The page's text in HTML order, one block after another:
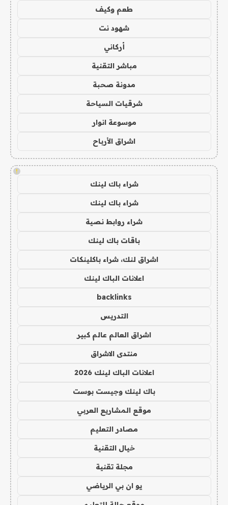
طعم وكيف
شهود نت
أركاني
مباشر التقنية
مدونة صحبة
شرقيات السياحة
موسوعة انوار
اشراق الأرباح
!
شراء باك لينك
شراء باك لينك
شراء روابط نصية
باقات باك لينك
اشراق لنك، شراء باكلينكات
اعلانات الباك لينك
backlinks
التدريس
اشراق العالم عالم كبير
منتدى الاشراق
اعلانات الباك لينك 2026
باك لينك وجيست بوست
موقع المشاريع العربي
مصادر التعليم
خيال التقنية
مجلة تقنية
يو ان بي الرياضي